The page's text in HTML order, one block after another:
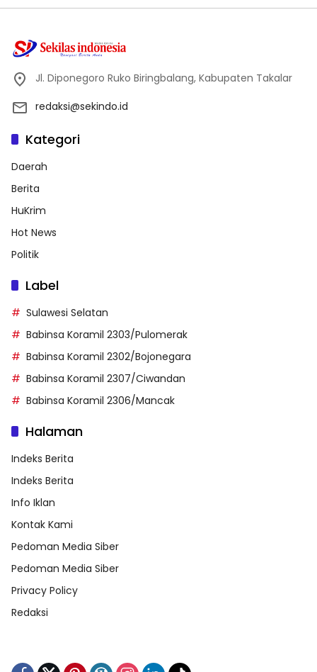
Jl. Diponegoro Ruko Biringbalang, Kabupaten Takalar
redaksi@sekindo.id
Kategori
Daerah
Berita
HuKrim
Hot News
Politik
Label
Sulawesi Selatan
Babinsa Koramil 2303/Pulomerak
Babinsa Koramil 2302/Bojonegara
Babinsa Koramil 2307/Ciwandan
Babinsa Koramil 2306/Mancak
Halaman
Indeks Berita
Indeks Berita
Info Iklan
Kontak Kami
Pedoman Media Siber
Pedoman Media Siber
Privacy Policy
Redaksi